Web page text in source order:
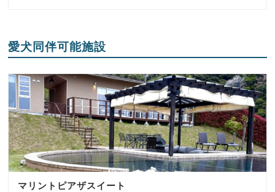
愛犬同伴可能施設
マリントピアザスイート